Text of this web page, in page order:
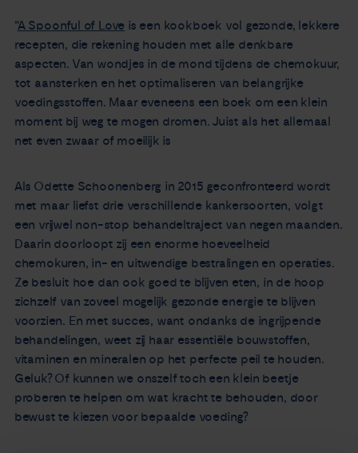
"A Spoonful of Love is een kookboek vol gezonde, lekkere
recepten, die rekening houden met alle denkbare
aspecten. Van wondjes in de mond tijdens de chemokuur,
tot aansterken en het optimaliseren van belangrijke
voedingsstoffen. Maar eveneens een boek om een klein
moment bij weg te mogen dromen. Juist als het allemaal
net even zwaar of moeilijk is
Als Odette Schoonenberg in 2015 geconfronteerd wordt
met maar liefst drie verschillende kankersoorten, volgt
een vrijwel non-stop behandeltraject van negen maanden.
Daarin doorloopt zij een enorme hoeveelheid
chemokuren, in- en uitwendige bestralingen en operaties.
Ze besluit hoe dan ook goed te blijven eten, in de hoop
zichzelf van zoveel mogelijk gezonde energie te blijven
voorzien. En met succes, want ondanks de ingrijpende
behandelingen, weet zij haar essentiële bouwstoffen,
vitaminen en mineralen op het perfecte peil te houden.
Geluk? Of kunnen we onszelf toch een klein beetje
proberen te helpen om wat kracht te behouden, door
bewust te kiezen voor bepaalde voeding?